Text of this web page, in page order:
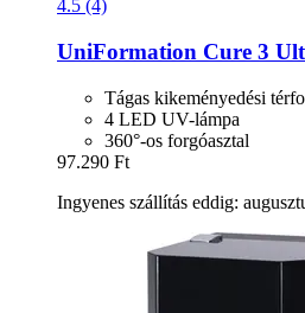
4.5 (4)
UniFormation Cure 3
Tágas kikeményedési
4 LED UV-lámpa
360°-os forgóasztal
97.290 Ft
Ingyenes szállítás eddig: